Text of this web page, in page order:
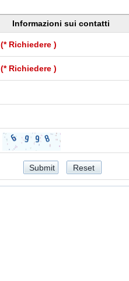
Informazioni sui contatti
(* Richiedere )
(* Richiedere )